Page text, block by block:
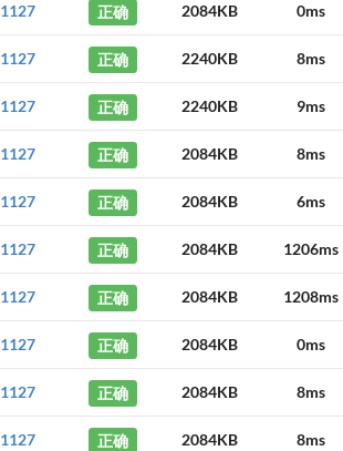
1127 正确 2084KB 0ms
1127 正确 2240KB 8ms
1127 正确 2240KB 9ms
1127 正确 2084KB 8ms
1127 正确 2084KB 6ms
1127 正确 2084KB 1206ms
1127 正确 2084KB 1208ms
1127 正确 2084KB 0ms
1127 正确 2084KB 8ms
1127 正确 2084KB 8ms